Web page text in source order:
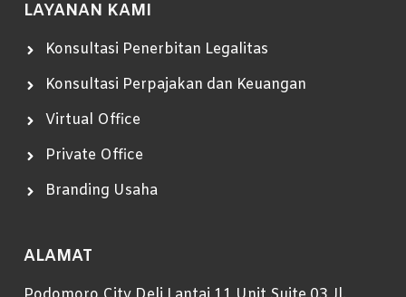
LAYANAN KAMI
Konsultasi Penerbitan Legalitas
Konsultasi Perpajakan dan Keuangan
Virtual Office
Private Office
Branding Usaha
ALAMAT